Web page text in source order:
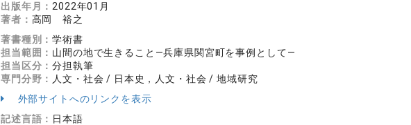
出版年月： 2022年01月
著者： 高岡 裕之
著書種別：学術書
担当範囲： 山間の地で生きること―兵庫県関宮町を事例として―
担当区分：分担執筆
専門分野： 人文・社会 / 日本史，人文・社会 / 地域研究
外部サイトへのリンクを表示
記述言語： 日本語